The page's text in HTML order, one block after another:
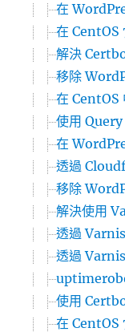
在
在 CentOS
解決
移除
在 CentOS
使用
在
透過
移除
解決使用
透過
透過
使用
在